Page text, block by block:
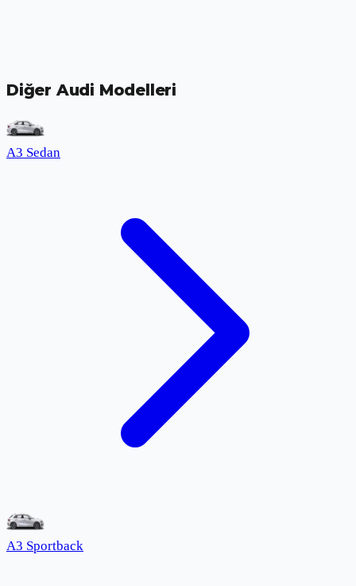
Diğer Audi Modelleri
A3 Sedan
A3 Sportback